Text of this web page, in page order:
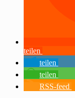
teilen
teilen
teilen
RSS-feed